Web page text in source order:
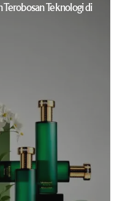
Teknologi di